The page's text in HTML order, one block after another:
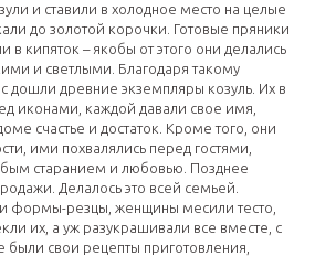
и ставили в холодное место на целые
до золотой корочки. Готовые пряники
в кипяток – якобы от этого они делались
и светлыми. Благодаря такому
дошли древние экземпляры козуль. Их в
иконами, каждой давали свое имя,
счастье и достаток. Кроме того, они
ими похвалялись перед гостями,
старанием и любовью. Позднее
Делалось это всей семьей.
формы-резцы, женщины месили тесто,
их, а уж разукрашивали все вместе, с
были свои рецепты приготовления,